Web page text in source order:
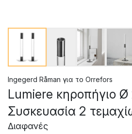
Ingegerd Råman για το Orrefors
Lumiere κηροπήγιο Ø
Συσκευασία 2
Διαφανές